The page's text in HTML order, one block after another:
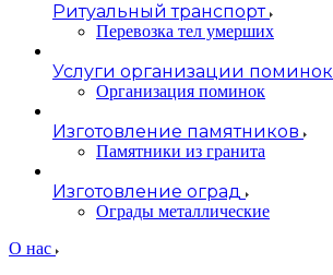
Ритуальный транспорт
Перевозка тел умерших
Услуги организации поминок
Организация поминок
Изготовление памятников
Памятники из гранита
Изготовление оград
Ограды металлические
О нас